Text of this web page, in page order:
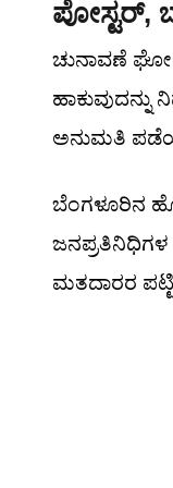
ಪೋಸ್ಟರ್,
ಚುನಾವಣೆ
ಅನುಮತಿ
ಬೆಂಗಳೂರಿನ
ಜನಪ್ರತಿನಿಧಿಗಳ
ಮತದಾರರ